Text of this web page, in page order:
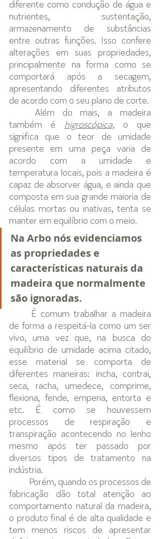
diferente como condução de água e
nutrientes, sustentação,
armazenamento de substâncias
entre outras funções. Isso confere
alterações em suas propriedades,
principalmente na forma como se
comportará após a secagem,
apresentando diferentes atributos
de acordo com o seu plano de corte.
também é higroscópica, o que
significa que o teor de umidade
presente em uma peça varia de
acordo com a umidade e
temperatura locais, pois a madeira é
capaz de absorver água, e ainda que
composta em sua grande maioria de
células mortas ou inativas, tenta se
manter em equilíbrio com o meio.
Na Arbo nós evidenciamos
as propriedades e
características naturais da
madeira que normalmente
são ignoradas.
É comum trabalhar a madeira
de forma a respeitá-la como um ser
vivo, uma vez que, na busca do
equilíbrio de umidade acima citado,
esse material se comporta de
diferentes maneiras: incha, contrai,
seca, racha, umedece, comprime,
flexiona, fende, empena, entorta e
etc. É como se houvessem
processos de respiração e
transpiração acontecendo no lenho
mesmo após ter passado por
diversos tipos de tratamento na
indústria.
fabricação dão total atenção ao
comportamento natural da madeira,
o produto final é de alta qualidade e
tem menos riscos de apresentar